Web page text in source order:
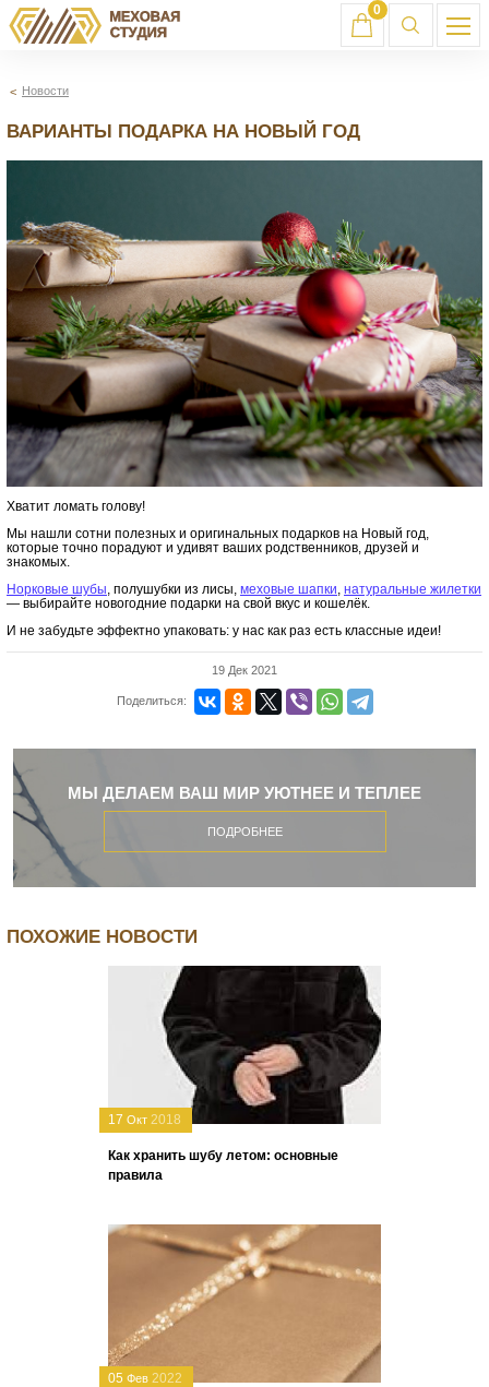
0
Новости
ВАРИАНТЫ ПОДАРКА НА НОВЫЙ ГОД
Хватит ломать голову!
Мы нашли сотни полезных и оригинальных подарков на Новый год,
которые точно порадуют и удивят ваших родственников, друзей и
знакомых.
Норковые шубы, полушубки из лисы, меховые шапки, натуральные жилетки
— выбирайте новогодние подарки на свой вкус и кошелёк.
И не забудьте эффектно упаковать: у нас как раз есть классные идеи!
19 Дек 2021
Поделиться:
МЫ ДЕЛАЕМ ВАШ МИР УЮТНЕЕ И ТЕПЛЕЕ
ПОДРОБНЕЕ
ПОХОЖИЕ НОВОСТИ
17 Окт 2018
Как хранить шубу летом: основные
правила
05 Фев 2022